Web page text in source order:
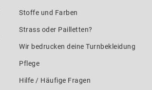
Stoffe und Farben
Strass oder Pailletten?
Wir bedrucken deine Turnbekleidung
Pflege
Hilfe / Häufige Fragen